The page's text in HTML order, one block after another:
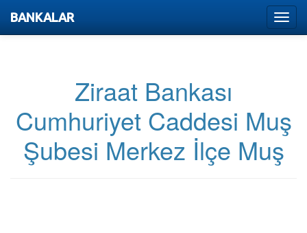
Menu
BANKALAR
Ziraat Bankası
Cumhuriyet Caddesi Muş
Şubesi Merkez İlçe Muş